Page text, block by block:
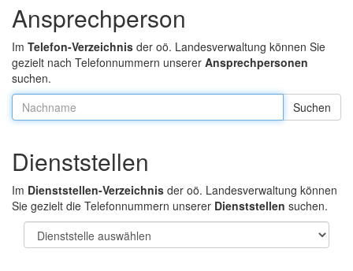
Ansprechperson
Im Telefon-Verzeichnis der oö. Landesverwaltung können Sie
gezielt nach Telefonnummern unserer Ansprechpersonen
suchen.
Nachname:
Dienststellen
Im Dienststellen-Verzeichnis der oö. Landesverwaltung können
Sie gezielt die Telefonnummern unserer Dienststellen suchen.